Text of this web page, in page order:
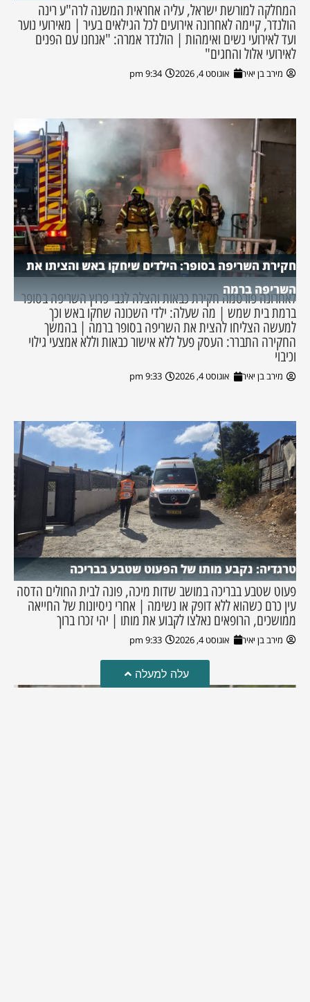
המחלקה למורשת ישראל, עליה אחראית המשנה לרה"ע רינה
הולנדר, קיימה לאחרונה אירועים לכל הגילאים בעיר | מאירועי נוער
ועד לאירועי נשים ואימהות | הולנדר אמרה: "אנחנו עם הפנים
לאירועי אלול והחגים"
מירב בן יאיר אוגוסט 4, 2026 9:34 pm
חקירת השריפה בסופר: הילדים שיחקו באש והציתו את
השריפה ברמה
לאחרונה פורסמה חקירת כבאות והצלה לגבי פרוץ השריפה בסופר
ברמת בית שמש | מה שעלה: ילדי השכונה שחקו באש וכך
למעשה הצליחו להצית את השריפה בסופר ברמה | בהמשך
החקירה התברר: העסק פעל ללא אישור כבאות וללא אמצעי גילוי
וכיבוי
מירב בן יאיר אוגוסט 4, 2026 9:33 pm
טרגדיה: נקבע מותו של הפעוט שטבע בבריכה
פעוט שטבע בבריכה במושב שדות מיכה, פונה לבית החולים הדסה
עין כרם כשהוא ללא דופק או נשימה | אחרי ניסיונות של החייאה
ממושכים, הרופאים נאלצו לקבוע את מותו | יהי זכרו ברוך
מירב בן יאיר אוגוסט 4, 2026 9:33 pm
עלה למעלה